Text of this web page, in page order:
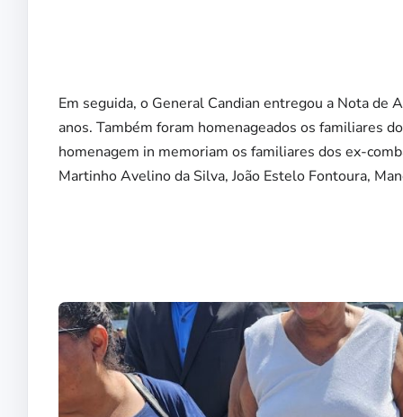
Em seguida, o General Candian entregou a Nota de
anos. Também foram homenageados os familiares
homenagem in memoriam os familiares dos ex-
Martinho Avelino da Silva, João Estelo Fontoura,